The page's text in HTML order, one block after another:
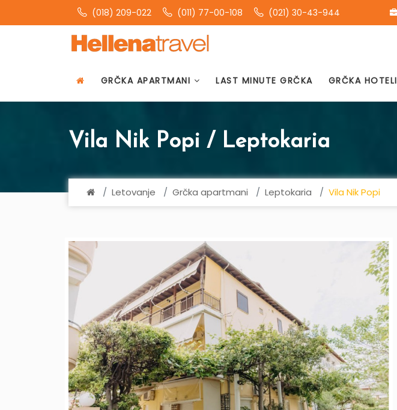
(018) 209-022 (011) 77-00-108 (021) 30-43-944
GRČKA APARTMANI LAST MINUTE GRČKA GRČKA HOTELI
Vila Nik Popi / Leptokaria
Letovanje Grčka apartmani Leptokaria Vila Nik Popi